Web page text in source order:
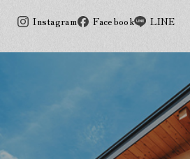
Instagram Facebook LINE